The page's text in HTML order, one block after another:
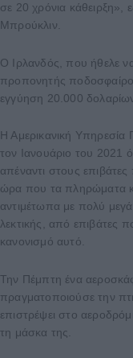
σε 20 χρόνια κάθειρξη»,
Μπρούκλιν.
Ο Ιρλανδός, που ήθελε
προπονητής
εγγύηση 20.000
Η Αμερικανική Υπηρεσία
τον Ιανουάριο του 2021
απέναντι στους
ώρα που τα πληρώματα
αντιμέτωπα με πολύ
λεκτικής, από επιβάτες
κανονισμό αυτό.
Την Πέμπτη ένα
πραγματοποιούσε την
επιστρέψει στο
τη μάσκα της.